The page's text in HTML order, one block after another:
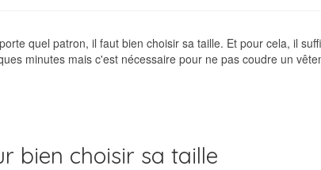
quel patron, il faut bien choisir sa taille. Et pour cela, il
minutes mais c'est nécessaire pour ne pas coudre un
bien choisir sa taille